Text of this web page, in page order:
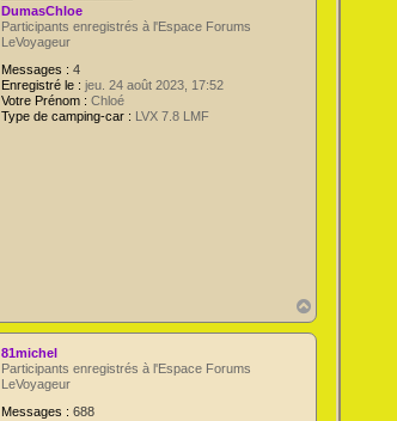
DumasChloe
Participants enregistrés à l'Espace Forums
LeVoyageur
Messages : 4
Enregistré le : jeu. 24 août 2023, 17:52
Votre Prénom : Chloé
Type de camping-car : LVX 7.8 LMF
a
u
81michel
Participants enregistrés à l'Espace Forums
LeVoyageur
Messages : 688